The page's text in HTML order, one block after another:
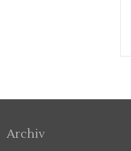
Archiv